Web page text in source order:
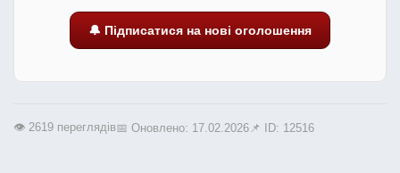
🔔 Підписатися на нові оголошення
👁️ 2619 переглядів📅 Оновлено: 17.02.2026📌 ID: 12516